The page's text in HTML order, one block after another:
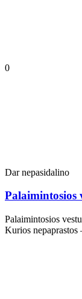
0
Dar nepasidalino
Palaimintosios
Palaimintosios
Kurios